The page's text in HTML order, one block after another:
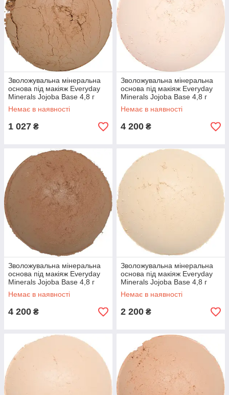
Зволожувальна мінеральна
основа під макіяж Everyday
Minerals Jojoba Base 4,8 г
Немає в наявності
1 027 ₴
Зволожувальна мінеральна
основа під макіяж Everyday
Minerals Jojoba Base 4,8 г
Немає в наявності
4 200 ₴
Зволожувальна мінеральна
основа під макіяж Everyday
Minerals Jojoba Base 4,8 г
Немає в наявності
4 200 ₴
Зволожувальна мінеральна
основа під макіяж Everyday
Minerals Jojoba Base 4,8 г
Немає в наявності
2 200 ₴